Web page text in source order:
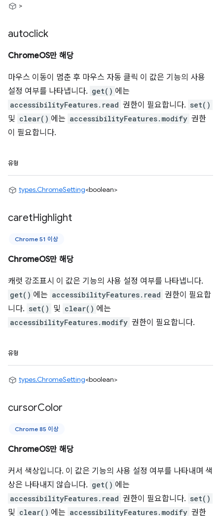
>
autoclick
ChromeOS만 해당
마우스 이동이 멈춘 후 마우스 자동 클릭 이 값은 기능의 사용
설정 여부를 나타냅니다. get() 에는
accessibilityFeatures.read 권한이 필요합니다. set()
및 clear() 에는 accessibilityFeatures.modify 권한
이 필요합니다.
유형
types.ChromeSetting<boolean>
caretHighlight
Chrome 51 이상
ChromeOS만 해당
캐럿 강조표시 이 값은 기능의 사용 설정 여부를 나타냅니다.
get() 에는 accessibilityFeatures.read 권한이 필요합
니다. set() 및 clear() 에는
accessibilityFeatures.modify 권한이 필요합니다.
유형
types.ChromeSetting<boolean>
cursorColor
Chrome 85 이상
ChromeOS만 해당
커서 색상입니다. 이 값은 기능의 사용 설정 여부를 나타내며 색
상은 나타내지 않습니다. get() 에는
accessibilityFeatures.read 권한이 필요합니다. set()
및 clear() 에는 accessibilityFeatures.modify 권한